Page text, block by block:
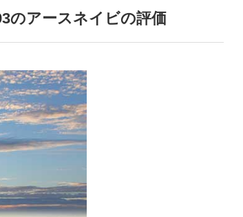
のアースネイビの評価